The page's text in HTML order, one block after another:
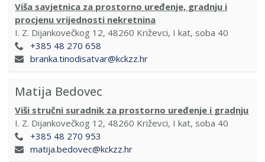
Viša savjetnica za prostorno uređenje, gradnju i
procjenu vrijednosti nekretnina
I. Z. Dijankovečkog 12, 48260 Križevci, I kat, soba 40
+385 48 270 658
branka.tinodisatvar@kckzz.hr
Matija Bedovec
Viši stručni suradnik za prostorno uređenje i gradnju
I. Z. Dijankovečkog 12, 48260 Križevci, I kat, soba 40
+385 48 270 953
matija.bedovec@kckzz.hr